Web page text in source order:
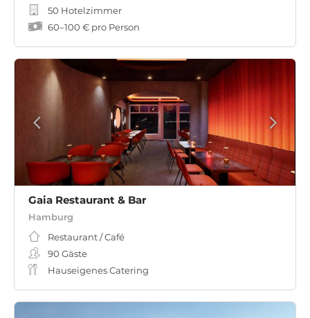
50 Hotelzimmer
60–100 € pro Person
Gaia Restaurant & Bar
Hamburg
Restaurant / Café
90 Gäste
Hauseigenes Catering